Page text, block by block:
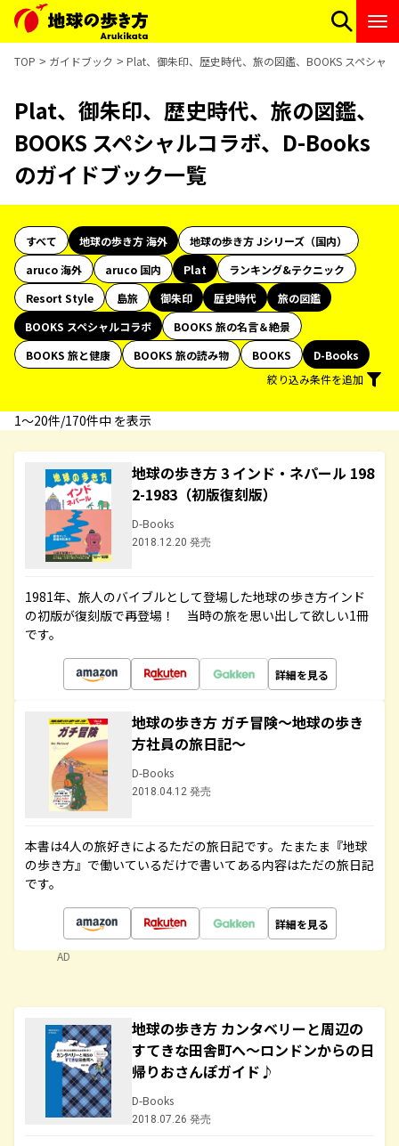
TOP ガイドブック Plat、御朱印、歴史時代、旅の図鑑、BOOKS スペシャ
Plat、御朱印、歴史時代、旅の図鑑、
BOOKS スペシャルコラボ、D-Books
のガイドブック一覧
すべて 地球の歩き方 海外
地球の歩き方 Jシリーズ（国内）
aruco 海外
aruco 国内 Plat
ランキング&テクニック
Resort Style
島旅 御朱印 歴史時代
旅の図鑑
BOOKS スペシャルコラボ
BOOKS 旅の名言＆絶景
BOOKS 旅と健康
BOOKS 旅の読み物 BOOKS
D-Books
絞り込み条件を追加
1〜20件/170件中 を表示
地球の歩き方 3 インド・ネパール 198
2-1983（初版復刻版）
D-Books
2018.12.20 発売
1981年、旅人のバイブルとして登場した地球の歩き方インド
の初版が復刻版で再登場！ 当時の旅を思い出して欲しい1冊
です。
詳細を見る
地球の歩き方 ガチ冒険～地球の歩き
方社員の旅日記～
D-Books
2018.04.12 発売
本書は4人の旅好きによるただの旅日記です。たまたま『地球
の歩き方』で働いているだけで書いてある内容はただの旅日記
です。
詳細を見る
AD
地球の歩き方 カンタベリーと周辺の
すてきな田舎町へ～ロンドンからの日
帰りおさんぽガイド♪
D-Books
2018.07.26 発売